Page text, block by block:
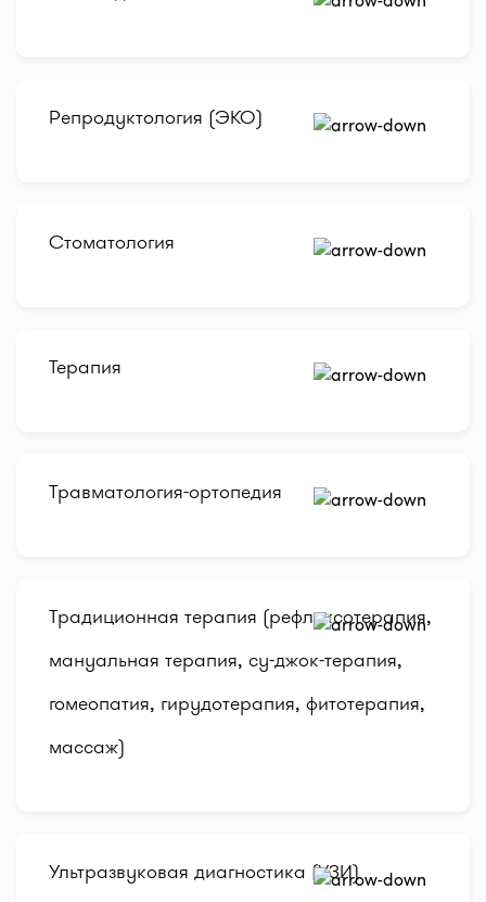
Репродуктология (ЭКО)
Стоматология
Терапия
Травматология-ортопедия
Традиционная терапия (рефлексотерапия,
мануальная терапия, су-джок-терапия,
гомеопатия, гирудотерапия, фитотерапия,
массаж)
Ультразвуковая диагностика (УЗИ)